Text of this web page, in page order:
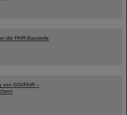
die FAIR-Baustelle
von GSI/FAIR –